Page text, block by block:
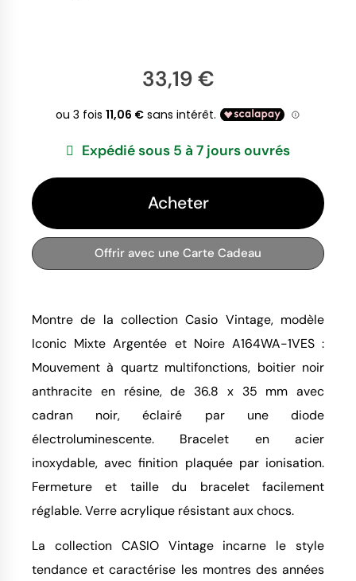
33,19 €
Expédié sous 5 à 7 jours ouvrés
Acheter
Offrir avec une Carte Cadeau
Montre de la collection Casio Vintage, modèle
Iconic Mixte Argentée et Noire A164WA-1VES :
Mouvement à quartz multifonctions, boitier noir
anthracite en résine, de 36.8 x 35 mm avec
cadran noir, éclairé par une diode
électroluminescente. Bracelet en acier
inoxydable, avec finition plaquée par ionisation.
Fermeture et taille du bracelet facilement
réglable. Verre acrylique résistant aux chocs.
La collection CASIO Vintage incarne le style
tendance et caractérise les montres des années